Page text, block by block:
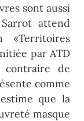
sont aussi
attend
«Territoires
par ATD
de
comme
que la
masque